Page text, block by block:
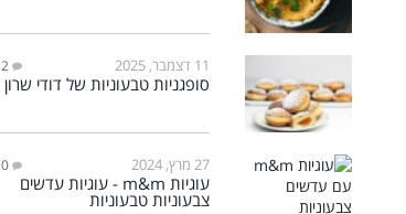
11 דצמבר, 2025 2
סופגניות טבעוניות של דודי שרון
27 מרץ, 2024 0
עוגיות m&m - עוגיות עדשים
צבעוניות טבעוניות